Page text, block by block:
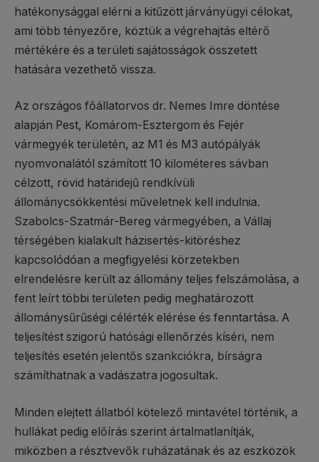
hatékonysággal elérni a kitűzött járványügyi célokat,
ami több tényezőre, köztük a végrehajtás eltérő
mértékére és a területi sajátosságok összetett
hatására vezethető vissza.
Az országos főállatorvos dr. Nemes Imre döntése
alapján Pest, Komárom-Esztergom és Fejér
vármegyék területén, az M1 és M3 autópályák
nyomvonalától számított 10 kilométeres sávban
célzott, rövid határidejű rendkívüli
állománycsökkentési műveletnek kell indulnia.
Szabolcs-Szatmár-Bereg vármegyében, a Vállaj
térségében kialakult házisertés-kitöréshez
kapcsolódóan a megfigyelési körzetekben
elrendelésre került az állomány teljes felszámolása, a
fent leírt többi területen pedig meghatározott
állománysűrűségi célérték elérése és fenntartása. A
teljesítést szigorú hatósági ellenőrzés kíséri, nem
teljesítés esetén jelentős szankciókra, bírságra
számíthatnak a vadászatra jogosultak.
Minden elejtett állatból kötelező mintavétel történik, a
hullákat pedig előírás szerint ártalmatlanítják,
miközben a résztvevők ruházatának és az eszközök